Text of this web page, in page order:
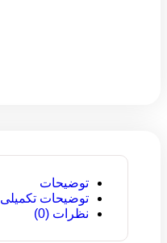
توضیحات
توضیحات تکمیلی
نظرات (0)